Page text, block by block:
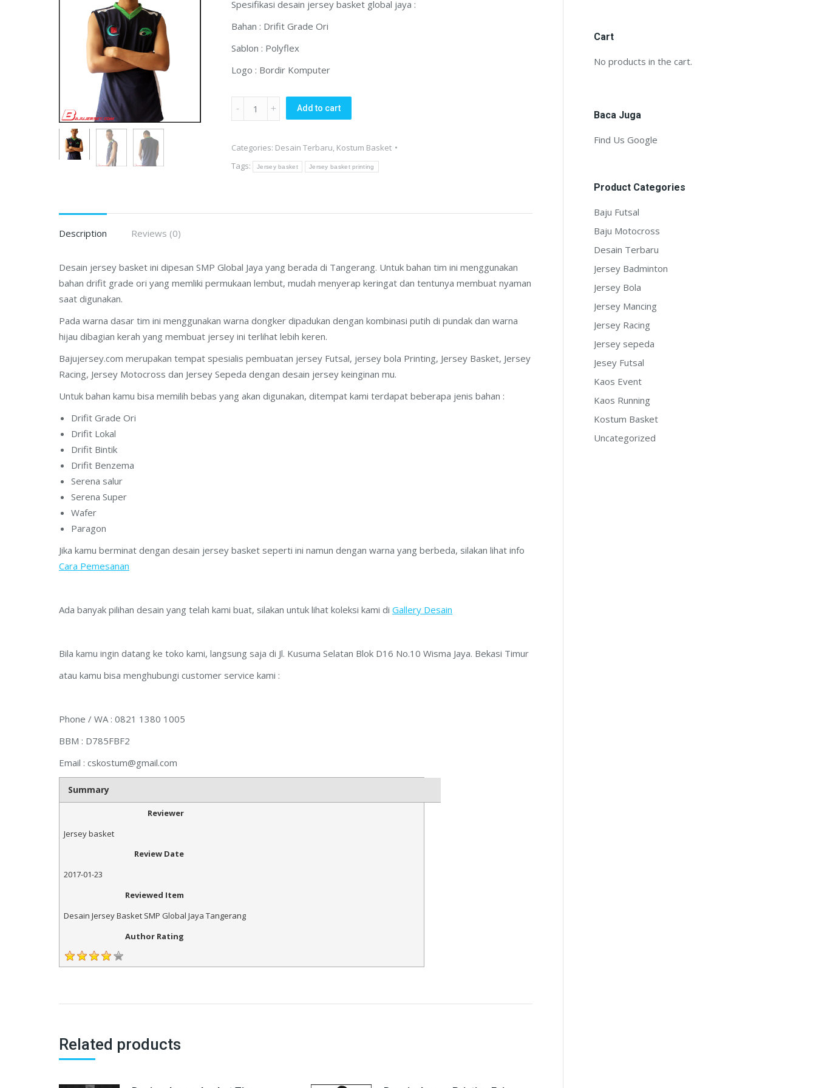
Spesifikasi desain jersey basket global jaya :
Bahan : Drifit Grade Ori
Sablon : Polyflex
Logo : Bordir Komputer
Desain
Jersey
SMP
Global
quantity
Add to cart
Categories: Desain Terbaru, Kostum Basket
Tags:
Jersey basket Jersey basket printing
Description Reviews (0)
Desain jersey basket ini dipesan SMP Global Jaya yang berada di Tangerang. Untuk bahan tim ini menggunakan
bahan drifit grade ori yang memliki permukaan lembut, mudah menyerap keringat dan tentunya membuat nyaman
saat digunakan.
Pada warna dasar tim ini menggunakan warna dongker dipadukan dengan kombinasi putih di pundak dan warna
hijau dibagian kerah yang membuat jersey ini terlihat lebih keren.
Bajujersey.com merupakan tempat spesialis pembuatan jersey Futsal, jersey bola Printing, Jersey Basket, Jersey
Racing, Jersey Motocross dan Jersey Sepeda dengan desain jersey keinginan mu.
Untuk bahan kamu bisa memilih bebas yang akan digunakan, ditempat kami terdapat beberapa jenis bahan :
Drifit Grade Ori
Drifit Lokal
Drifit Bintik
Drifit Benzema
Serena salur
Serena Super
Wafer
Paragon
Jika kamu berminat dengan desain jersey basket seperti ini namun dengan warna yang berbeda, silakan lihat info
Cara Pemesanan
Ada banyak pilihan desain yang telah kami buat, silakan untuk lihat koleksi kami di Gallery Desain
Bila kamu ingin datang ke toko kami, langsung saja di Jl. Kusuma Selatan Blok D16 No.10 Wisma Jaya. Bekasi Timur
atau kamu bisa menghubungi customer service kami :
Phone / WA : 0821 1380 1005
BBM : D785FBF2
Email : cskostum@gmail.com
Summary
Reviewer
Jersey basket
Review Date
2017-01-23
Reviewed Item
Desain Jersey Basket SMP Global Jaya Tangerang
Author Rating
Related products
Cart
No products in the cart.
Baca Juga
Find Us Google
Product Categories
Baju Futsal
Baju Motocross
Desain Terbaru
Jersey Badminton
Jersey Bola
Jersey Mancing
Jersey Racing
Jersey sepeda
Jesey Futsal
Kaos Event
Kaos Running
Kostum Basket
Uncategorized